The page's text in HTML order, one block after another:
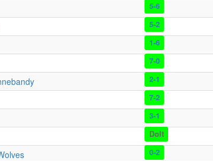
5-6
5-2
1-6
7-0
2-1
7-2
3-1
Dolt
0-2